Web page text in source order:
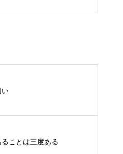
い
ることは三度ある